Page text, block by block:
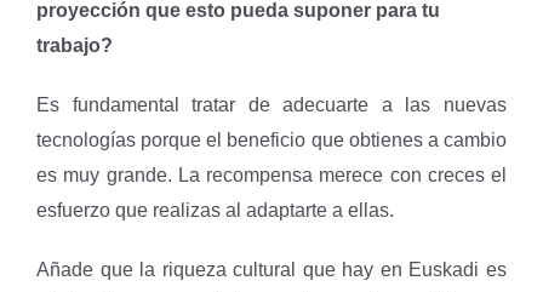
proyección que esto pueda suponer para tu
trabajo?
Es fundamental tratar de adecuarte a las nuevas
tecnologías porque el beneficio que obtienes a cambio
es muy grande. La recompensa merece con creces el
esfuerzo que realizas al adaptarte a ellas.
Añade que la riqueza cultural que hay en Euskadi es